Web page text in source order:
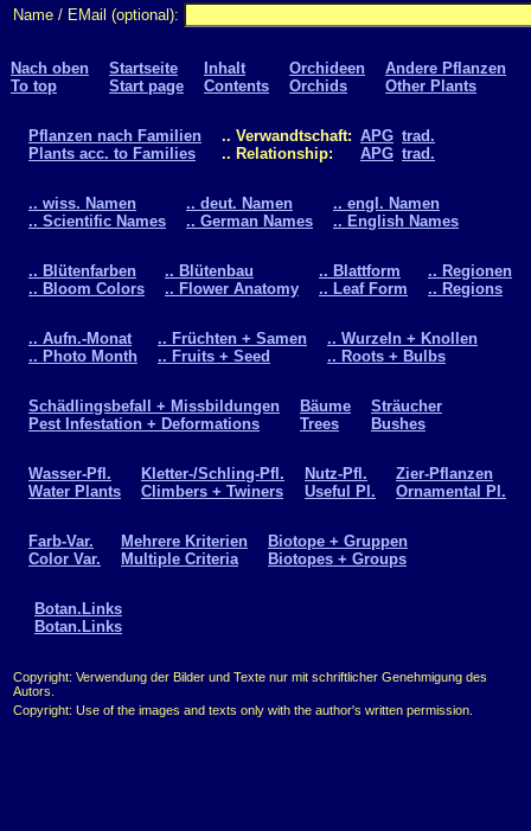
Name / EMail (optional):
Nach oben
To top
Startseite
Start page
Inhalt
Contents
Orchideen
Orchids
Andere Pflanzen
Other Plants
Pflanzen nach Familien
Plants acc. to Families
.. Verwandtschaft:
.. Relationship:
APG
APG
trad.
trad.
.. wiss. Namen
.. Scientific Names
.. deut. Namen
.. German Names
.. engl. Namen
.. English Names
.. Blütenfarben
.. Bloom Colors
.. Blütenbau
.. Flower Anatomy
.. Blattform
.. Leaf Form
.. Regionen
.. Regions
.. Aufn.-Monat
.. Photo Month
.. Früchten + Samen
.. Fruits + Seed
.. Wurzeln + Knollen
.. Roots + Bulbs
Schädlingsbefall + Missbildungen
Pest Infestation + Deformations
Bäume
Trees
Sträucher
Bushes
Wasser-Pfl.
Water Plants
Kletter-/Schling-Pfl.
Climbers + Twiners
Nutz-Pfl.
Useful Pl.
Zier-Pflanzen
Ornamental Pl.
Farb-Var.
Color Var.
Mehrere Kriterien
Multiple Criteria
Biotope + Gruppen
Biotopes + Groups
Botan.Links
Botan.Links
Copyright: Verwendung der Bilder und Texte nur mit schriftlicher Genehmigung des
Autors.
Copyright: Use of the images and texts only with the author's written permission.